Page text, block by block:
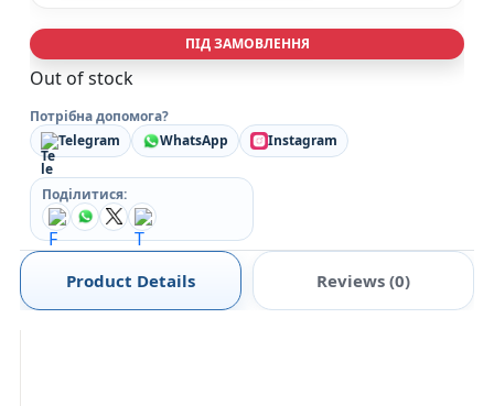
ПІД ЗАМОВЛЕННЯ
Out of stock
Потрібна допомога?
Telegram
WhatsApp Instagram
Поділитися:
Product Details Reviews (0)